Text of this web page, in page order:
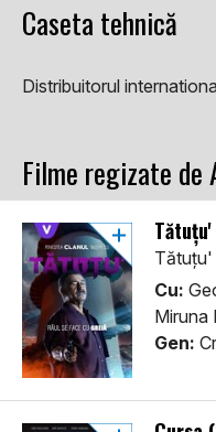
Caseta tehnică
Distribuitorul
Filme regizate de
Tătuţu'
Cu:
Miruna
Gen: